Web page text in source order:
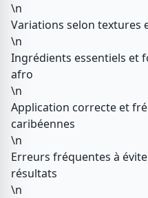
\n
Variations selon textures
\n
Ingrédients essentiels et
afro
\n
Application correcte et
caribéennes
\n
Erreurs fréquentes à
résultats
\n